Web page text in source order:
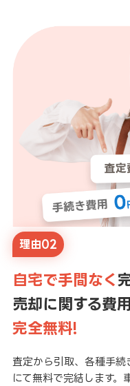
理由02
自宅で手間なく
売却に関する費
完全無料!
査定から引取、各種手続
にて無料で完結します。